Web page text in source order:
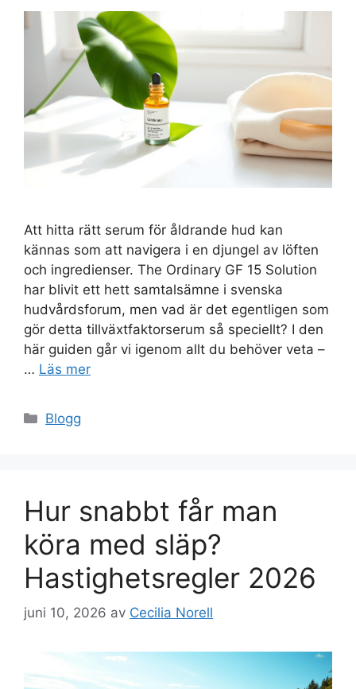
Att hitta rätt serum för åldrande hud kan
kännas som att navigera i en djungel av löften
och ingredienser. The Ordinary GF 15 Solution
har blivit ett hett samtalsämne i svenska
hudvårdsforum, men vad är det egentligen som
gör detta tillväxtfaktorserum så speciellt? I den
här guiden går vi igenom allt du behöver veta –
… Läs mer
Kategorier
Blogg
Hur snabbt får man
köra med släp?
Hastighetsregler 2026
juni 10, 2026 av Cecilia Norell